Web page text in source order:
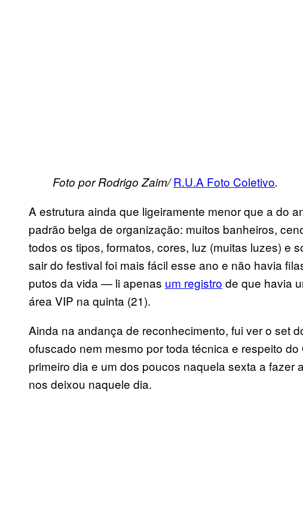
Foto por Rodrigo Zaim/R.U.A Foto Coletivo.
A estrutura ainda que ligeiramente menor que a do
padrão belga de organização: muitos banheiros,
todos os tipos, formatos, cores, luz (muitas luzes) e
sair do festival foi mais fácil esse ano e não havia
putos da vida — li apenas um registro de que havia
área VIP na quinta (21).
Ainda na andança de reconhecimento, fui ver o set
ofuscado nem mesmo por toda técnica e respeito
primeiro dia e um dos poucos naquela sexta a fazer
nos deixou naquele dia.